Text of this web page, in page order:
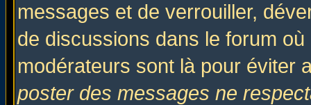
messages et de verrouiller,
de discussions dans le forum
modérateurs sont là pour éviter
poster des messages ne